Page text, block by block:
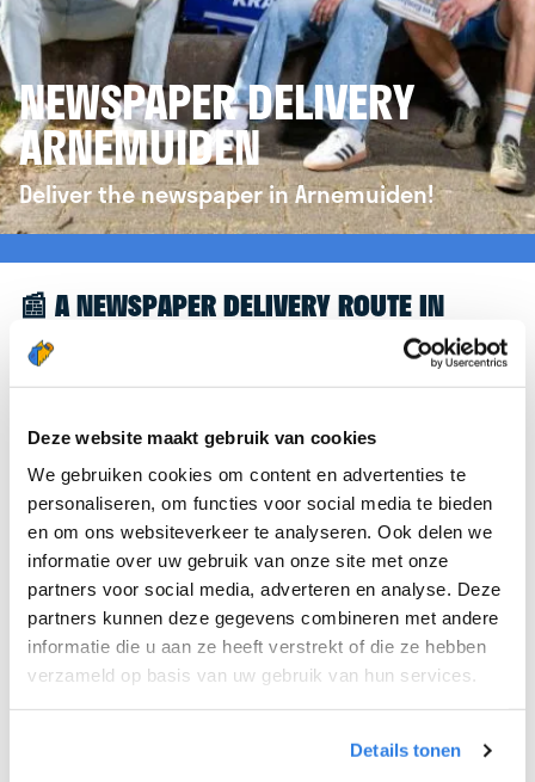
Deze website maakt gebruik van cookies
We gebruiken cookies om content en advertenties te
personaliseren, om functies voor social media te bieden
en om ons websiteverkeer te analyseren. Ook delen we
informatie over uw gebruik van onze site met onze
partners voor social media, adverteren en analyse. Deze
partners kunnen deze gegevens combineren met andere
informatie die u aan ze heeft verstrekt of die ze hebben
verzameld op basis van uw gebruik van hun services.
Details tonen
NEWSPAPER DELIVERY
ARNEMUIDEN
Deliver the newspaper in Arnemuiden!
📰 A NEWSPAPER DELIVERY ROUTE IN
ARNEMUIDEN
Great to see you're interested in a newspaper
we’d like to refer you to thekrantenbezorgen.nl
website. There, you can easily sign up to deliver
newspapers in Arnemuiden.
We hope you can get started soon and wish you
the best of luck! 🚴‍♂️💨